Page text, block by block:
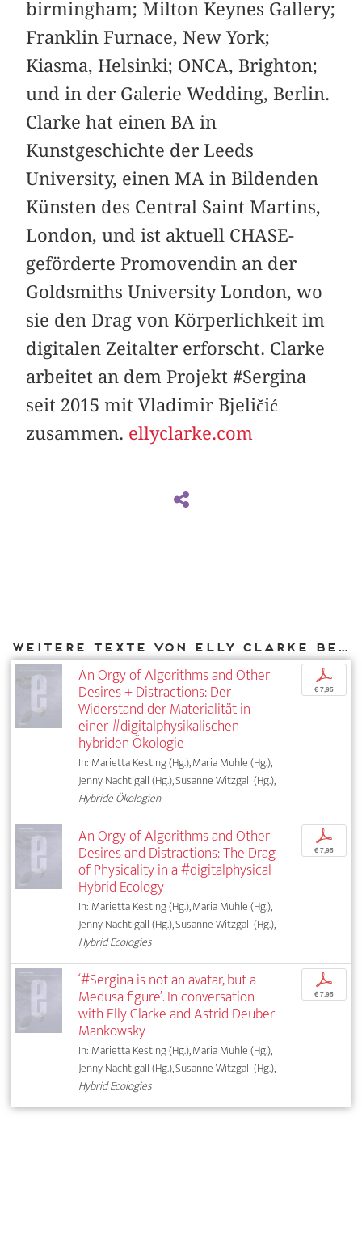
birmingham; Milton Keynes Gallery;
Franklin Furnace, New York;
Kiasma, Helsinki; ONCA, Brighton;
und in der Galerie Wedding, Berlin.
Clarke hat einen BA in
Kunstgeschichte der Leeds
University, einen MA in Bildenden
Künsten des Central Saint Martins,
London, und ist aktuell CHASE-
geförderte Promovendin an der
Goldsmiths University London, wo
sie den Drag von Körperlichkeit im
digitalen Zeitalter erforscht. Clarke
arbeitet an dem Projekt #Sergina
seit 2015 mit Vladimir Bjeličić
zusammen. ellyclarke.com
Weitere Texte von Elly Clarke bei DIAPHANES
An Orgy of Algorithms and Other
Desires + Distractions: Der
Widerstand der Materialität in
einer #digitalphysikalischen
hybriden Ökologie
In: Marietta Kesting (Hg.), Maria Muhle (Hg.),
Jenny Nachtigall (Hg.), Susanne Witzgall (Hg.),
Hybride Ökologien
p
€ 7,95
An Orgy of Algorithms and Other
Desires and Distractions: The Drag
of Physicality in a #digitalphysical
Hybrid Ecology
In: Marietta Kesting (Hg.), Maria Muhle (Hg.),
Jenny Nachtigall (Hg.), Susanne Witzgall (Hg.),
Hybrid Ecologies
p
€ 7,95
‘#Sergina is not an avatar, but a
Medusa figure’. In conversation
with Elly Clarke and Astrid Deuber-
Mankowsky
In: Marietta Kesting (Hg.), Maria Muhle (Hg.),
Jenny Nachtigall (Hg.), Susanne Witzgall (Hg.),
Hybrid Ecologies
p
€ 7,95